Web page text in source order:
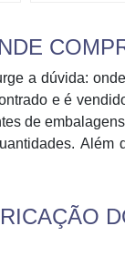
a dúvida:
e é
de